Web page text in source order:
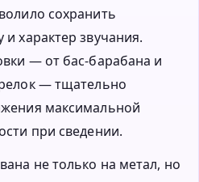
сохранить
характер звучания.
— от бас-барабана и
— тщательно
максимальной
при сведении.
не только на метал, но